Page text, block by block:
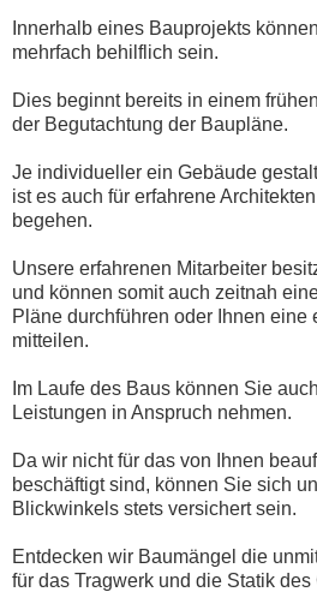
Innerhalb eines Bauprojekts
mehrfach behilflich sein.
Dies beginnt bereits in einem
der Begutachtung der Baupläne.
Je individueller ein Gebäude
ist es auch für erfahrene
begehen.
Unsere erfahrenen Mitarbeiter
und können somit auch zeitnah
Pläne durchführen oder Ihnen eine
mitteilen.
Im Laufe des Baus können Sie
Leistungen in Anspruch nehmen.
Da wir nicht für das von Ihnen
beschäftigt sind, können Sie sich
Blickwinkels stets versichert sein.
Entdecken wir Baumängel die
für das Tragwerk und die Statik